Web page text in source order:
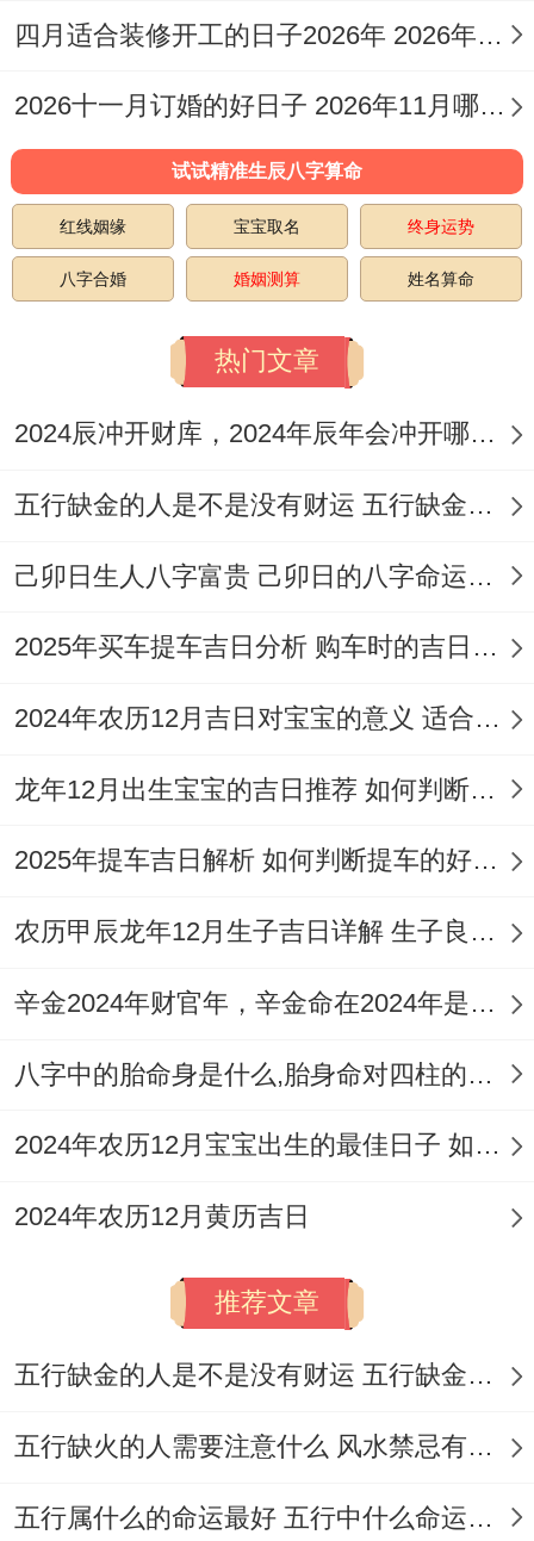
猪...这天的值日为玄武,虽为黑道日，但适宜
动！这天的九星为六白-青龙星（金）-吉神;
结婚吉日指数达97分,是12月中评分较高的
吉日。
12月24日:圣诞前夕祥瑞日
择2026年12月24日（星期四，农历冬月十
六）是圣诞前夕，再西方是平安夜，再传统
黄历中也是一个适合领证的吉日，这天是丙
煞南，猴日冲虎。
这天的值日为青龙、是黄道吉日；九星为九
祀，祈福、求嗣，开光等活动...这天的结婚
吉日指数达98分，是2026年12月评分最高
我有个朋友就遇到过；了传统黄历因素外;选
择领证日期还必须考虑许多实际因素，普通
再工作高峰期或出差前后安排领证;这样行有
充足的时间筹备与享受领证的过程。
峰日内领证，可能会遇到预订餐厅、摄影等
服务的困难,提前或推后一天可能会有更好的
天气因素也是必须考虑的，虽然领证重要是
室内活动，但好的天气会给特殊日子增添更
领证吉日的现代解读
为你听我说 现代社会。对于领证吉日的选择
四月适合装修开工的日子2026年 2026年四月份适合装修开工的黄道吉日
2026十一月订婚的好日子 2026年11月哪天订婚好
试试精准生辰八字算命
红线姻缘 宝宝取名 终身运势
八字合婚 婚姻测算 姓名算命
热门文章
2024辰冲开财库，2024年辰年会冲开哪些人的财库
五行缺金的人是不是没有财运 五行缺金的人命运好不好
己卯日生人八字富贵 己卯日的八字命运如何
2025年买车提车吉日分析 购车时的吉日与禁忌
2024年农历12月吉日对宝宝的意义 适合龙年宝宝出生的日子有哪些
龙年12月出生宝宝的吉日推荐 如何判断吉日是否适合宝宝
2025年提车吉日解析 如何判断提车的好日子
农历甲辰龙年12月生子吉日详解 生子良辰的影响因素
辛金2024年财官年，辛金命在2024年是财官年还是财印年
八字中的胎命身是什么,胎身命对四柱的影响
2024年农历12月宝宝出生的最佳日子 如何挑选适合的吉日
2024年农历12月黄历吉日
推荐文章
五行缺金的人是不是没有财运 五行缺金的人命运好不好
五行缺火的人需要注意什么 风水禁忌有哪些
五行属什么的命运最好 五行中什么命运势旺盛